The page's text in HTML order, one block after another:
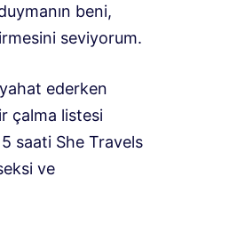
beni,
seviyorum.
ederken
çalma listesi
saati She Travels
ve